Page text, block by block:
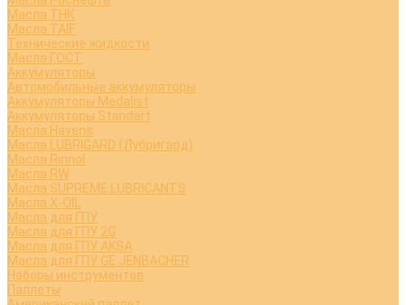
Масла ТНК
Масла TAIF
Технические жидкости
Масла ГОСТ
Аккумуляторы
Автомобильные аккумуляторы
Аккумуляторы Medalist
Аккумуляторы Standart
Масла Havens
Масла LUBRIGARD (Лубригард)
Масла Rinnol
Масла RW
Масла SUPREME LUBRICANTS
Масла X-OIL
Масла для ГПУ
Масла для ГПУ 2G
Масла для ГПУ AKSA
Масла для ГПУ GE JENBACHER
Наборы инструментов
Паллеты